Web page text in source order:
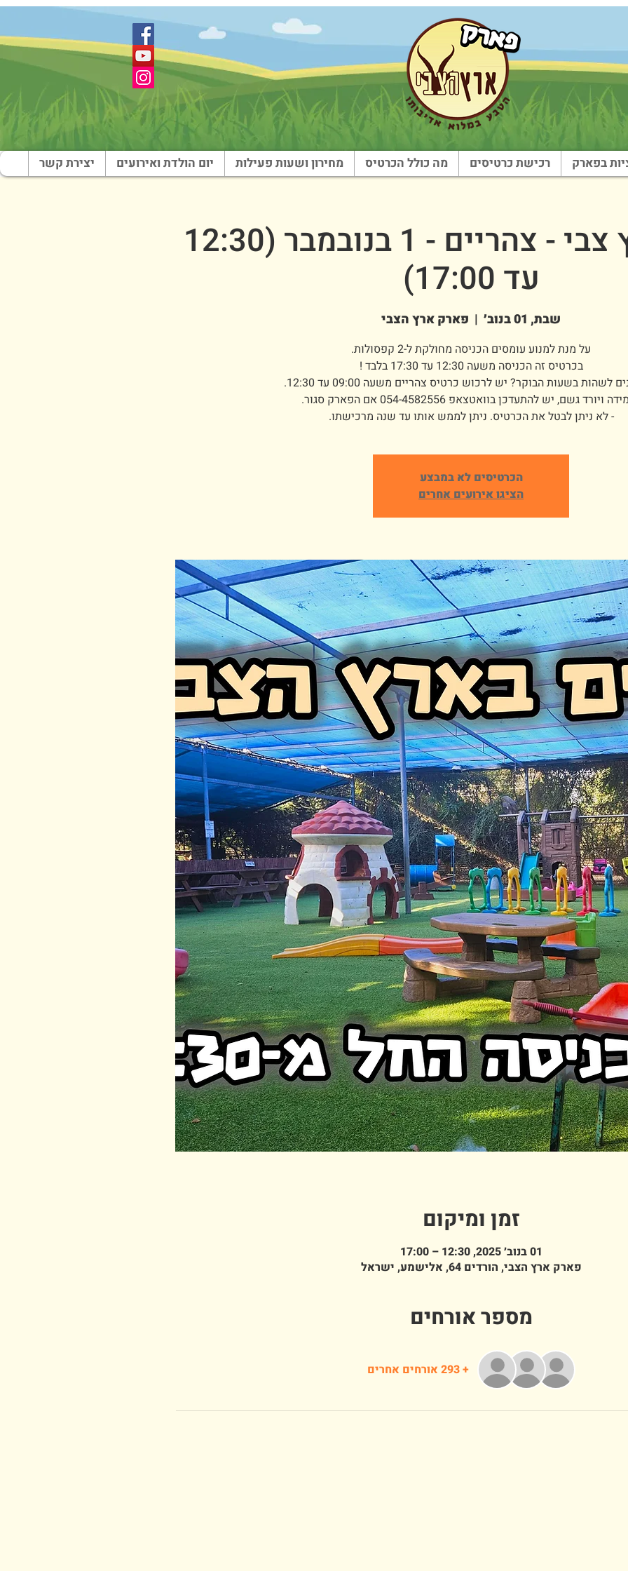
בפארק רכישת כרטיסים מה כולל הכרטיס מחירון ושעות פעילות יום הולדת ואירועים יצירת קשר
שבת בארץ צבי - צהריים - 1 בנובמבר (12:30
עד 17:00)
שבת, 01 בנוב׳
  |
פארק ארץ הצבי
- לא ניתן לבטל את הכרטיס. ניתן לממש אותו עד שנה מרכישתו.
הכרטיסים לא במבצע
הציגו אירועים אחרים
זמן ומיקום
01 בנוב׳ 2025, 12:30 – 17:00
פארק ארץ הצבי, הורדים 64, אלישמע, ישראל
מספר אורחים
+ 293 אורחים אחרים